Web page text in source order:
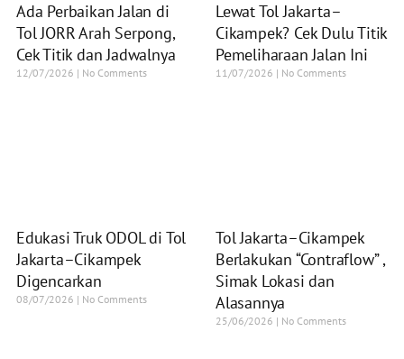
Ada Perbaikan Jalan di
Tol JORR Arah Serpong,
Cek Titik dan Jadwalnya
12/07/2026 No Comments
Lewat Tol Jakarta–
Cikampek? Cek Dulu Titik
Pemeliharaan Jalan Ini
11/07/2026 No Comments
Edukasi Truk ODOL di Tol
Jakarta–Cikampek
Digencarkan
08/07/2026 No Comments
Tol Jakarta–Cikampek
Berlakukan “Contraflow” ,
Simak Lokasi dan
Alasannya
25/06/2026 No Comments